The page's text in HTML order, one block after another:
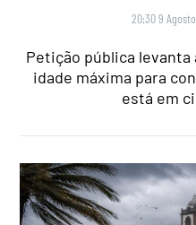
20:30 9
Petição pública
idade máxima para
está em